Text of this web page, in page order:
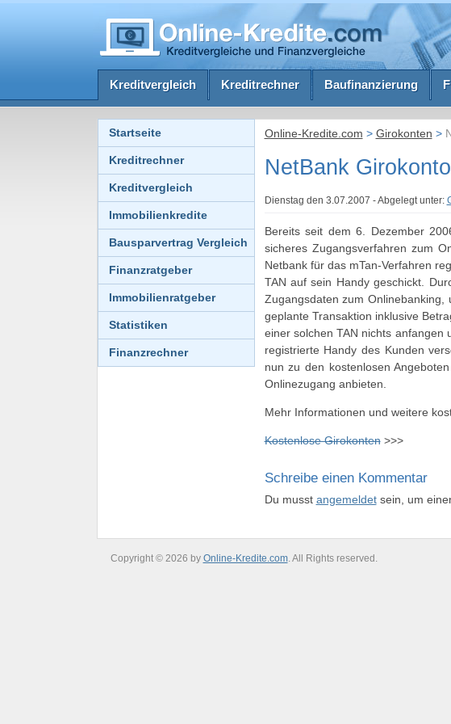
Kreditvergleich Kreditrechner Baufinanzierung
Online-Kredite.com > Girokonten >
NetBank
Dienstag den 3.07.2007 - Abgelegt unter:
Bereits seit dem 6. Dezember
sicheres Zugangsverfahren zum
Netbank für das mTan-Verfahren
TAN auf sein Handy geschickt.
Zugangsdaten zum
geplante Transaktion inklusive
einer solchen TAN nichts
registrierte Handy des Kunden
nun zu den kostenlosen
Onlinezugang anbieten.
Mehr Informationen und weitere
Kostenlose Girokonten>>>
Schreibe einen Kommentar
Du musst angemeldetsein, um
Startseite
Kreditrechner
Kreditvergleich
Immobilienkredite
Bausparvertrag Vergleich
Finanzratgeber
Immobilienratgeber
Statistiken
Finanzrechner
Copyright © 2026 by Online-Kredite.com. All Rights reserved.